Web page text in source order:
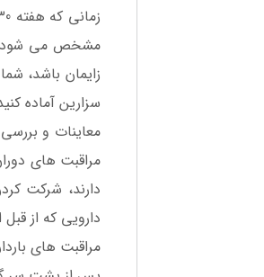
مشخص می شود.
زایمان باشد،
سزارین آماده
معاینات و
مراقبت های
دارند، شرکت
دارویی که از
مراقبت های بارداری: هفته